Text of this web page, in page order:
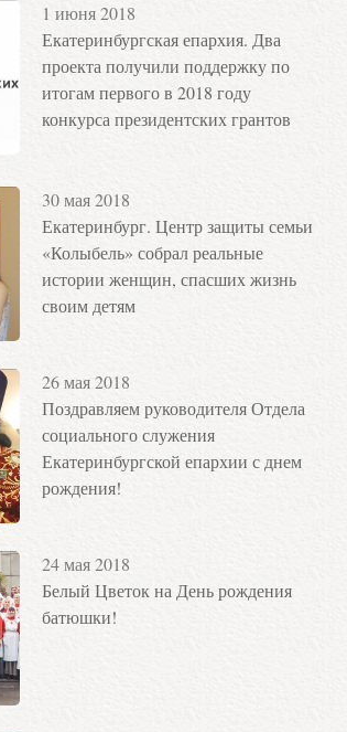
1 июня 2018
Екатеринбургская епархия. Два
проекта получили поддержку по
итогам первого в 2018 году
конкурса президентских грантов
30 мая 2018
Екатеринбург. Центр защиты семьи
«Колыбель» собрал реальные
истории женщин, спасших жизнь
своим детям
26 мая 2018
Поздравляем руководителя Отдела
социального служения
Екатеринбургской епархии с днем
рождения!
24 мая 2018
Белый Цветок на День рождения
батюшки!